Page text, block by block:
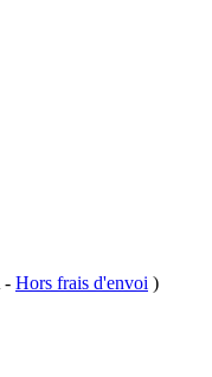
- Hors frais d'envoi )